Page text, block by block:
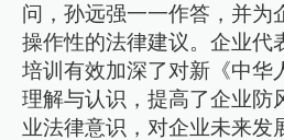
问，孙远强一一作答，并为
操作性的法律建议。企业代
培训有效加深了对新《中华
理解与认识，提高了企业防
业法律意识，对企业未来发